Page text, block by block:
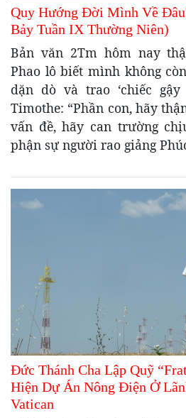
Quy Hướng Đời Mình Về
Bảy Tuần IX Thường Niên)
Bản văn 2Tm hôm nay
Phao lô biết mình không
dặn dò và trao ‘chiếc
Timothe: “Phần con, hãy
vấn đề, hãy can trường
phận sự người rao giảng
Đức Thánh Cha Lập Quỹ
Hiện Dự Án Nông Điện Ở
Vatican